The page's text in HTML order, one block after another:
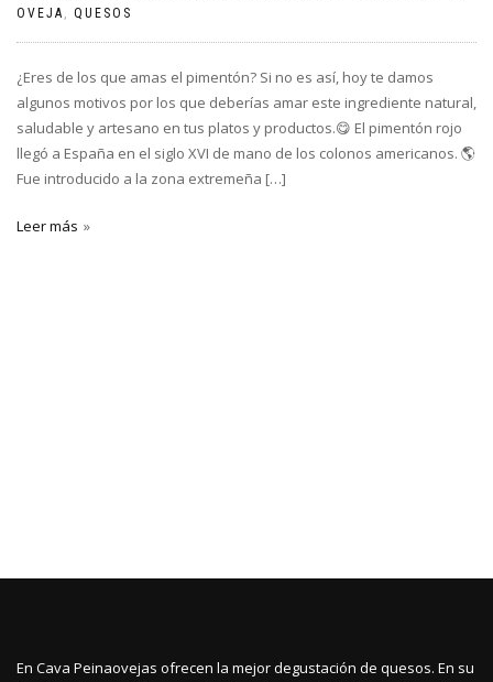
OVEJA , QUESOS
¿Eres de los que amas el pimentón? Si no es así, hoy te damos
algunos motivos por los que deberías amar este ingrediente natural,
saludable y artesano en tus platos y productos.😋 El pimentón rojo
llegó a España en el siglo XVI de mano de los colonos americanos. 🌎
Fue introducido a la zona extremeña […]
Leer más
En Cava Peinaovejas ofrecen la mejor degustación de quesos. En su